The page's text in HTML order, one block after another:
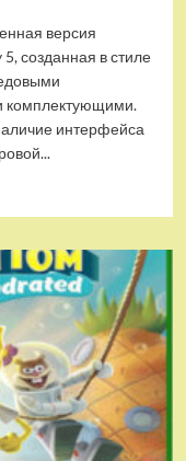
версия
созданная в стиле
комплектующими.
интерфейса